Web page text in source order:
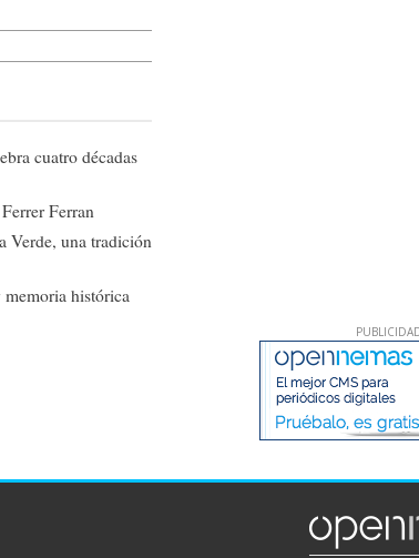
cuatro décadas
Ferran
Verde, una tradición
histórica